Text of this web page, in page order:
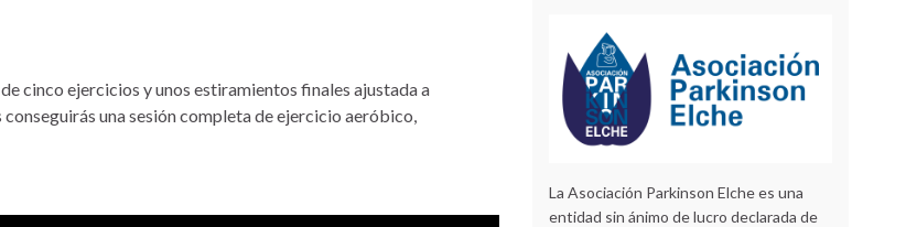
cinco ejercicios y unos estiramientos finales ajustada a
una sesión completa de ejercicio aeróbico,
La Asociación Parkinson Elche es una
entidad sin ánimo de lucro declarada de